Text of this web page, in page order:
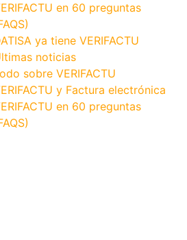
en 60 preguntas
ya tiene VERIFACTU
noticias
sobre VERIFACTU
y Factura electrónica
en 60 preguntas